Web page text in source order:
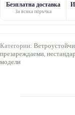
Безплатна доставка
За всяка поръчка
Категории:
презареждаеми
модели